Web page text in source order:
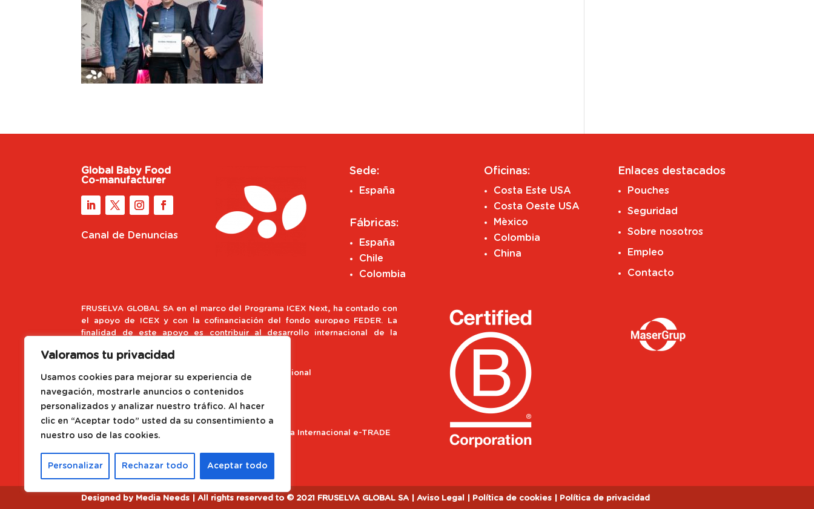
Valoramos tu privacidad
Usamos cookies para mejorar su experiencia de
navegación, mostrarle anuncios o contenidos
personalizados y analizar nuestro tráfico. Al hacer
clic en “Aceptar todo” usted da su consentimiento a
nuestro uso de las cookies.
Personalizar Rechazar todo Aceptar todo
Global Baby Food
Co-manufacturer
Canal de Denuncias
Sede:
España
Fábricas:
España
Chile
Colombia
Oficinas:
Costa Este USA
Costa Oeste USA
Mèxico
Colombia
China
Enlaces destacados
Pouches
Seguridad
Sobre nosotros
Empleo
Contacto
FRUSELVA GLOBAL SA en el marco del Programa ICEX Next, ha contado con
el apoyo de ICEX y con la cofinanciación del fondo europeo FEDER. La
finalidad de este apoyo es contribuir al desarrollo internacional de la
Fondo Europeo de Desarrollo Regional
Una Manera de hacer Europa
Proyecto impulsado con el Programa Internacional e-TRADE
Designed by Media Needs | All rights reserved to © 2021 FRUSELVA GLOBAL SA |Aviso Legal Política de cookies Política de privacidad